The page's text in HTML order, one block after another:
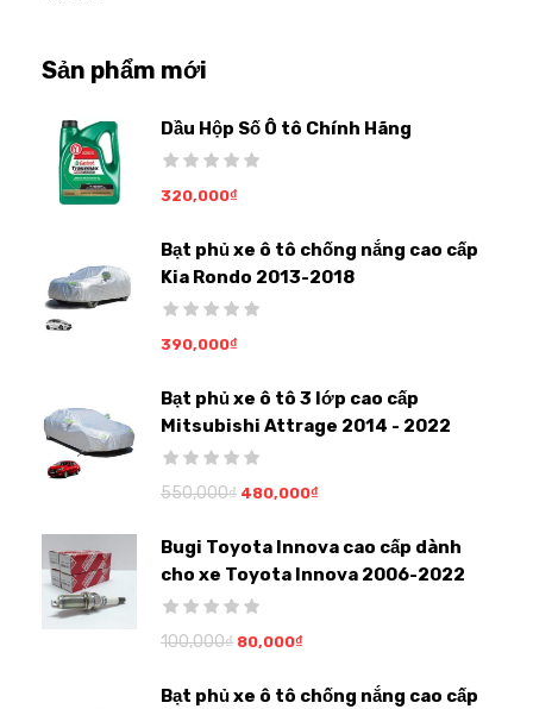
Sản phẩm mới
Dầu Hộp Số Ô tô Chính Hãng
320,000₫
Bạt phủ xe ô tô chống nắng cao cấp
Kia Rondo 2013-2018
390,000₫
Bạt phủ xe ô tô 3 lớp cao cấp
Mitsubishi Attrage 2014 - 2022
550,000₫ 480,000₫
Bugi Toyota Innova cao cấp dành
cho xe Toyota Innova 2006-2022
100,000₫ 80,000₫
Bạt phủ xe ô tô chống nắng cao cấp